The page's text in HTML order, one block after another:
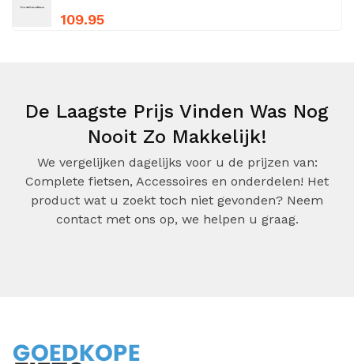
109.95
De Laagste Prijs Vinden Was Nog
Nooit Zo Makkelijk!
We vergelijken dagelijks voor u de prijzen van:
Complete fietsen, Accessoires en onderdelen! Het
product wat u zoekt toch niet gevonden? Neem
contact met ons op, we helpen u graag.